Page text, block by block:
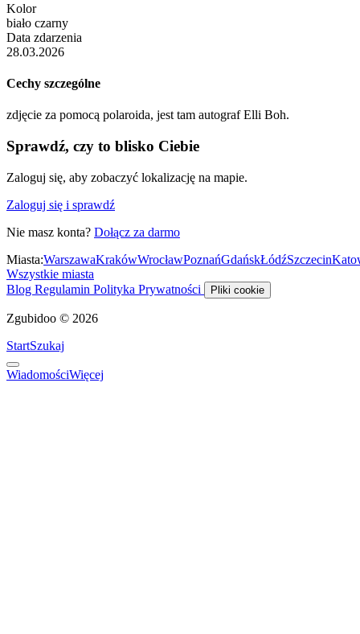
Kolor
biało czarny
Data zdarzenia
28.03.2026
Cechy szczególne
zdjęcie za pomocą polaroida, jest tam autograf Elli Boh.
Sprawdź, czy to blisko Ciebie
Zaloguj się, aby zobaczyć lokalizację na mapie.
Zaloguj się i sprawdź
Nie masz konta? Dołącz za darmo
Miasta:WarszawaKrakówWrocławPoznańGdańskŁódźSzczecin
Wszystkie miasta
Blog Regulamin Polityka Prywatności Pliki cookie
Zgubidoo © 2026
StartSzukaj
WiadomościWięcej